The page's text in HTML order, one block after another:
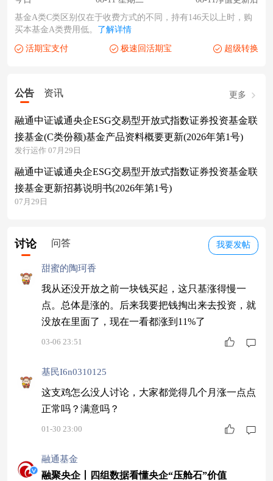
基金A类C类区别仅在于收费方式的不同，持有146天以上时，购
买本基金A类费用低。 了解详情
活期宝支付 极速回活期宝 超级转换
公告 资讯 更多
融通中证诚通央企ESG交易型开放式指数证券投资基金联
接基金(C类份额)基金产品资料概要更新(2026年第1号)
发行运作 07月29日
融通中证诚通央企ESG交易型开放式指数证券投资基金联
接基金更新招募说明书(2026年第1号)
07月29日
我要发帖
讨论 问答
甜蜜的陶珂香
我从还没开放之前一块钱买起，这只基涨得慢一
点。总体是涨的。后来我要把钱掏出来去投资，就
没放在里面了，现在一看都涨到11%了
03-06 23:51
基民I6n0310125
这支鸡怎么没人讨论，大家都觉得几个月涨一点点
正常吗？满意吗？
01-30 23:00
融通基金
融聚央企丨四组数据看懂央企“压舱石”价值